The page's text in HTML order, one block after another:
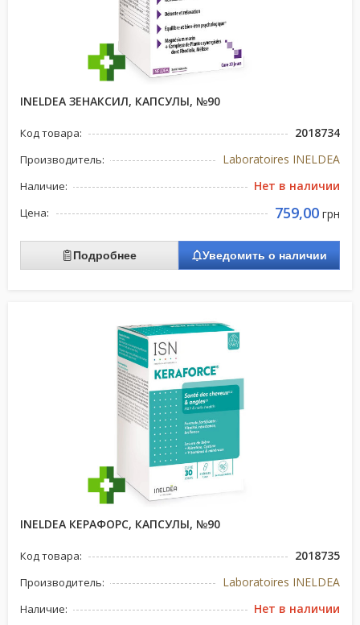
INELDEA ЗЕНАКСИЛ, КАПСУЛЫ, №90
Код товара: 2018734
Производитель: Laboratoires INELDEA
Наличие: Нет в наличии
Цена: 759,00 грн
Подробнее Уведомить о наличии
INELDEA КЕРАФОРС, КАПСУЛЫ, №90
Код товара: 2018735
Производитель: Laboratoires INELDEA
Наличие: Нет в наличии